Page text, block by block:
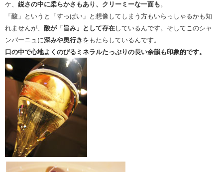
ケ、 鋭さの中に柔らかさもあり、クリーミーな一面も。
「酸」というと「すっぱい」と想像してしまう 方もいらっしゃるかも知
れませんが、 酸が「旨み」として存在しているんです。そしてこのシャ
ンパーニュに深みや奥行き をもたらしているんです。
口の中で心地よくのびるミネラルたっぷりの長い余韻も印象的です。